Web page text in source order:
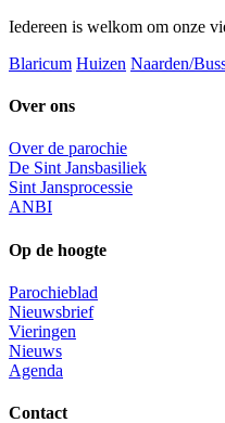
Iedereen is welkom om onze
Blaricum Huizen Naarden/
Over ons
Over de parochie
De Sint Jansbasiliek
Sint Jansprocessie
ANBI
Op de hoogte
Parochieblad
Nieuwsbrief
Vieringen
Nieuws
Agenda
Contact